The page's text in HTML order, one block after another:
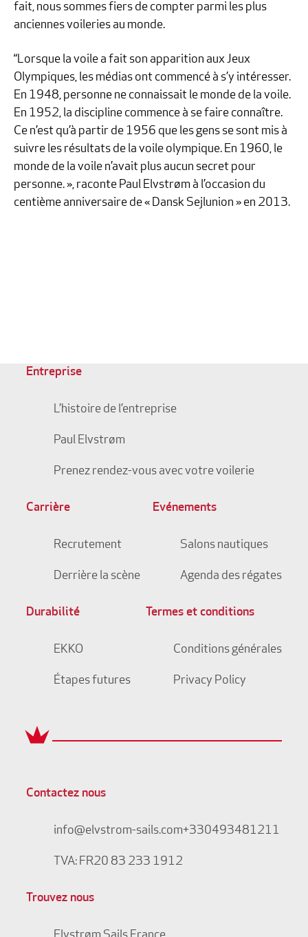
fait, nous sommes fiers de compter parmi les plus
anciennes voileries au monde.
“Lorsque la voile a fait son apparition aux Jeux
Olympiques, les médias ont commencé à s’y intéresser.
En 1948, personne ne connaissait le monde de la voile.
En 1952, la discipline commence à se faire connaître.
Ce n’est qu’à partir de 1956 que les gens se sont mis à
suivre les résultats de la voile olympique. En 1960, le
monde de la voile n’avait plus aucun secret pour
personne. », raconte Paul Elvstrøm à l’occasion du
centième anniversaire de « Dansk Sejlunion » en 2013.
Entreprise
L’histoire de l’entreprise
Paul Elvstrøm
Prenez rendez-vous avec votre voilerie
Carrière
Recrutement
Derrière la scène
Evénements
Salons nautiques
Agenda des régates
Durabilité
EKKO
Étapes futures
Termes et conditions
Conditions générales
Privacy Policy
Contactez nous
info@elvstrom-sails.com+330493481211
TVA: FR20 83 233 1912
Trouvez nous